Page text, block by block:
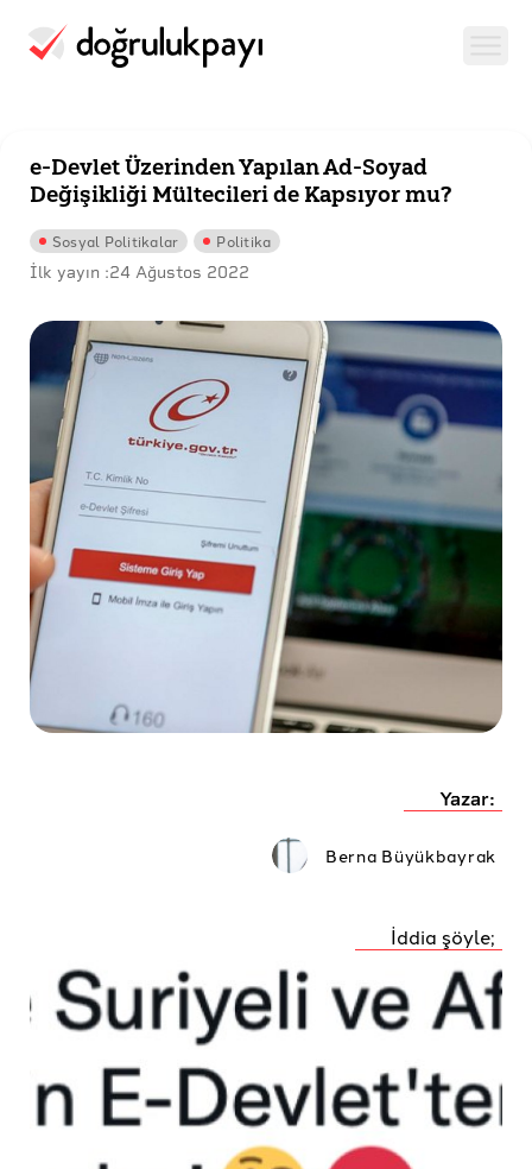
e-Devlet Üzerinden Yapılan Ad-Soyad
Değişikliği Mültecileri de Kapsıyor mu?
Sosyal Politikalar Politika
İlk yayın :24 Ağustos 2022
Yazar:
Berna Büyükbayrak
İddia şöyle;